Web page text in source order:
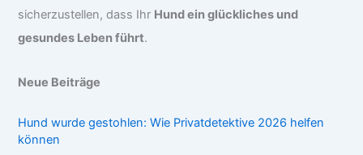
sicherzustellen, dass Ihr Hund ein glückliches und
gesundes Leben führt.
Neue Beiträge
Hund wurde gestohlen: Wie Privatdetektive 2026 helfen
können